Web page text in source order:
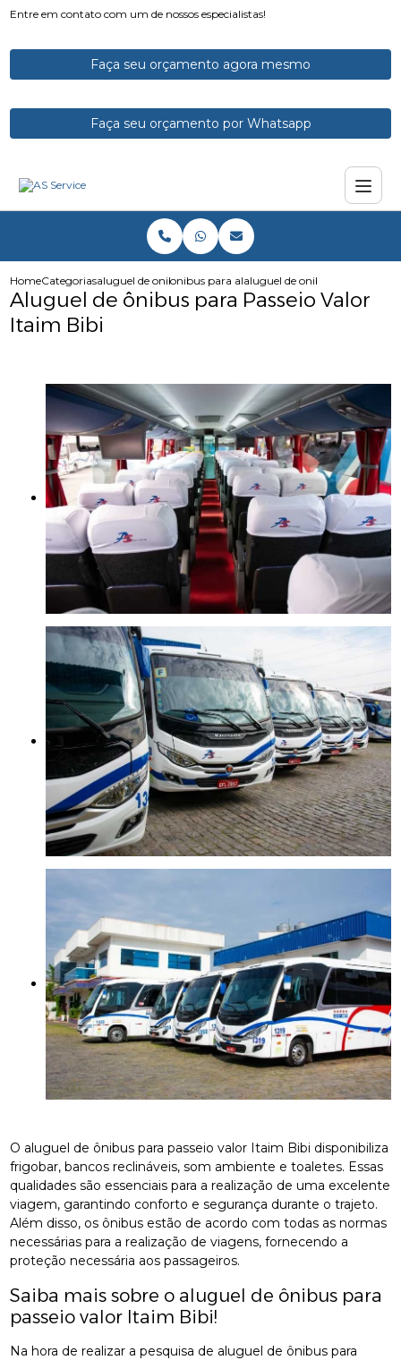
Entre em contato com um de nossos especialistas!
Faça seu orçamento agora mesmo
Faça seu orçamento por Whatsapp
HomeCategoriasaluguel de onibusonibus para alugaraluguel de onibus para
Aluguel de ônibus para Passeio Valor
Itaim Bibi
O aluguel de ônibus para passeio valor Itaim Bibi disponibiliza
frigobar, bancos reclináveis, som ambiente e toaletes. Essas
qualidades são essenciais para a realização de uma excelente
viagem, garantindo conforto e segurança durante o trajeto.
Além disso, os ônibus estão de acordo com todas as normas
necessárias para a realização de viagens, fornecendo a
proteção necessária aos passageiros.
Saiba mais sobre o aluguel de ônibus para
passeio valor Itaim Bibi!
Na hora de realizar a pesquisa de aluguel de ônibus para